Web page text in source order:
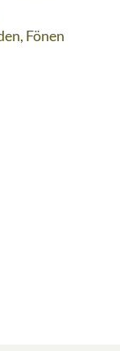
Fönen